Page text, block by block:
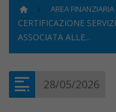
AREA FINANZIARIA
CERTIFICAZIONE
ASSOCIATA ALLE...
28/05/2026